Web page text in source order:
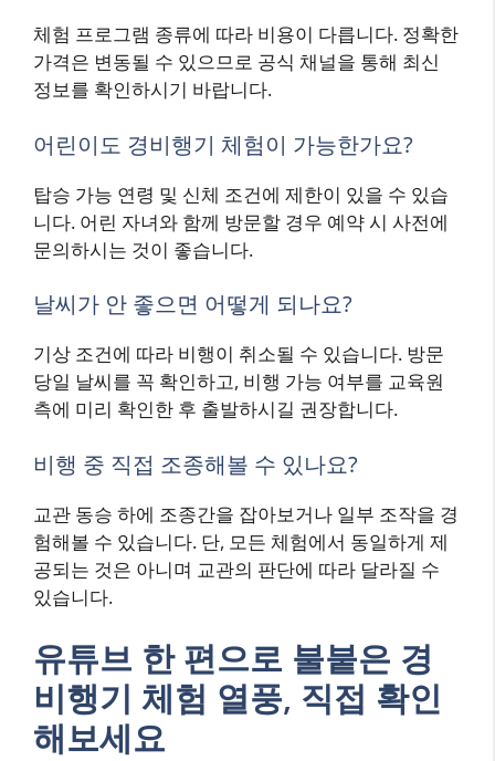
체험 프로그램 종류에 따라 비용이 다릅니다. 정확한
가격은 변동될 수 있으므로 공식 채널을 통해 최신
정보를 확인하시기 바랍니다.
어린이도 경비행기 체험이 가능한가요?
탑승 가능 연령 및 신체 조건에 제한이 있을 수 있습
니다. 어린 자녀와 함께 방문할 경우 예약 시 사전에
문의하시는 것이 좋습니다.
날씨가 안 좋으면 어떻게 되나요?
기상 조건에 따라 비행이 취소될 수 있습니다. 방문
당일 날씨를 꼭 확인하고, 비행 가능 여부를 교육원
측에 미리 확인한 후 출발하시길 권장합니다.
비행 중 직접 조종해볼 수 있나요?
교관 동승 하에 조종간을 잡아보거나 일부 조작을 경
험해볼 수 있습니다. 단, 모든 체험에서 동일하게 제
공되는 것은 아니며 교관의 판단에 따라 달라질 수
있습니다.
유튜브 한 편으로 불붙은 경
비행기 체험 열풍, 직접 확인
해보세요